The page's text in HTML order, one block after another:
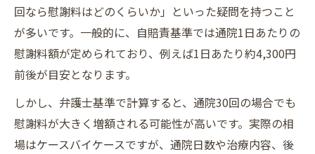
回なら慰謝料はどのくらいか」といった疑問を持つこと
が多いです。一般的に、自賠責基準では通院1日あたりの
慰謝料額が定められており、例えば1日あたり約4,300円
前後が目安となります。
しかし、弁護士基準で計算すると、通院30回の場合でも
慰謝料が大きく増額される可能性が高いです。実際の相
場はケースバイケースですが、通院日数や治療内容、後